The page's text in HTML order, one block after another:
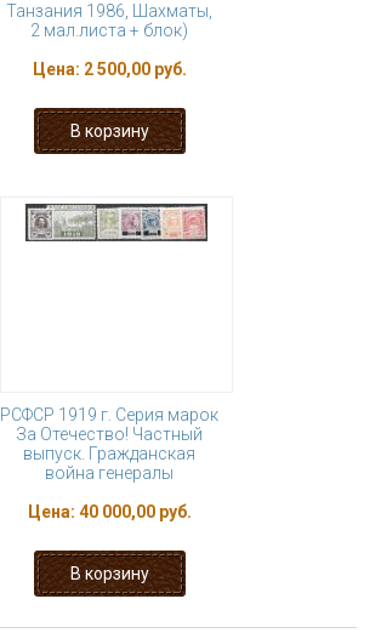
Танзания 1986, Шахматы,
2 мал.листа + блок)
Цена: 2 500,00 руб.
РСФСР 1919 г. Серия марок
За Отечество! Частный
выпуск. Гражданская
война генералы
Цена: 40 000,00 руб.